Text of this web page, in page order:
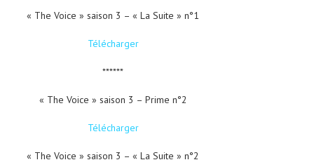
« The Voice » saison 3 – « La Suite » n°1
Télécharger
******
« The Voice » saison 3 – Prime n°2
Télécharger
« The Voice » saison 3 – « La Suite » n°2